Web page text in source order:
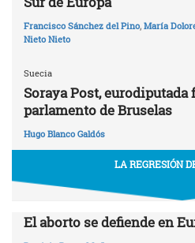
Francisco Sánchez del Pino, María
Nieto Nieto
Suecia
Soraya Post,
parlamento de Bruselas
Hugo Blanco Galdós
LA REGRESIÓN
El aborto se defiende en